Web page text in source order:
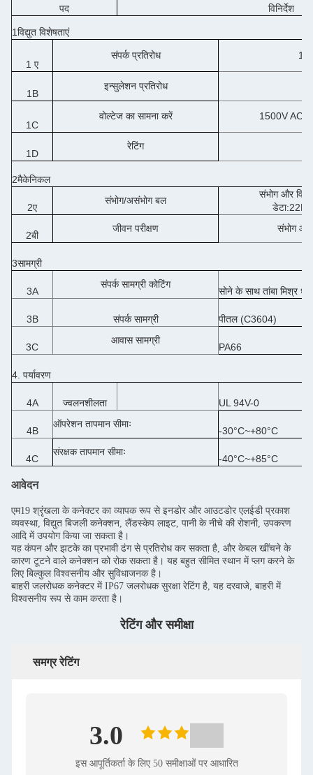
पद विनिर्देश
1विद्युत विशेषताएं
1 ए
संपर्क प्रतिरोध
1B
इन्सुलेशन प्रतिरोध
1C
वोल्टेज का सामना करें 1500V AC
1D
रेटिंग
2मैकेनिकल
2ए
संभोग/असंभोग बल
संभोग और
2बी
जीवन परीक्षण संभोग
3सामग्री
3A
संपर्क सामग्री कोटिंग
सोने के साथ तांबा मिश्र धातु
3B संपर्क सामग्री पीतल (C3604)
3C
आवास सामग्री
PA66
4. पर्यावरण
4A ज्वलनशीलता UL 94V-0
4B
ऑपरेशन तापमान सीमाः
-30°C~+80°C
4C
संरक्षक तापमान सीमाः
-40°C~+85°C
आवेदन
एम19 श्रृंखला के कनेक्टर का व्यापक रूप से इनडोर और आउटडोर एलईडी प्रकाश
व्यवस्था, विद्युत बिजली कनेक्शन, लैंडस्केप लाइट, पानी के नीचे की रोशनी, उपकरण
आदि में उपयोग किया जा सकता है।
यह कंपन और झटके का प्रभावी ढंग से प्रतिरोध कर सकता है, और केबल खींचने के
कारण टूटने वाले कनेक्शन को रोक सकता है। यह बहुत सीमित स्थान में प्लग करने के
लिए बिल्कुल विश्वसनीय और सुविधाजनक है।
बाहरी जलरोधक कनेक्टर में IP67 जलरोधक सुरक्षा रेटिंग है, यह दरवाजे, बाहरी में
विश्वसनीय रूप से काम करता है।
रेटिंग और समीक्षा
समग्र रेटिंग
3.0
इस आपूर्तिकर्ता के लिए 50 समीक्षाओं पर आधारित